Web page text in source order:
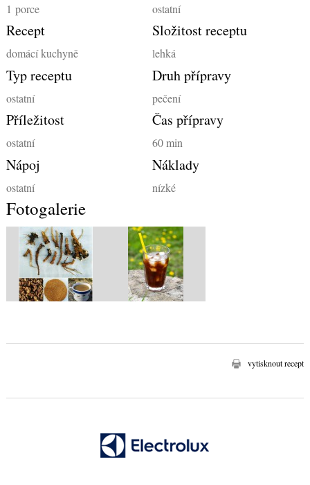
1 porce ostatní
Recept
domácí kuchyně
Složitost receptu
lehká
Typ receptu
ostatní
Druh přípravy
pečení
Příležitost
ostatní
Čas přípravy
60 min
Nápoj
ostatní
Náklady
nízké
Fotogalerie
vytisknout recept